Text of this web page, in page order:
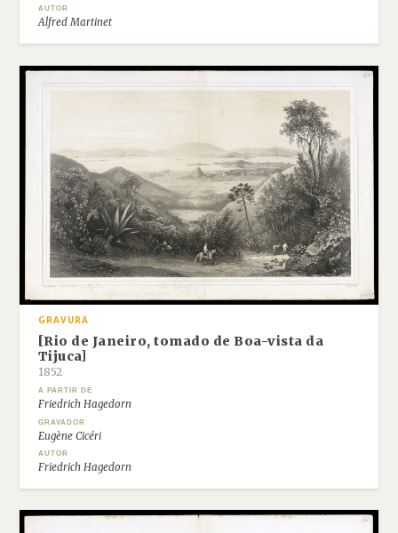
AUTOR
Alfred Martinet
GRAVURA
[Rio de Janeiro, tomado de Boa-vista da
Tijuca]
1852
A PARTIR DE
Friedrich Hagedorn
GRAVADOR
Eugène Cicéri
AUTOR
Friedrich Hagedorn